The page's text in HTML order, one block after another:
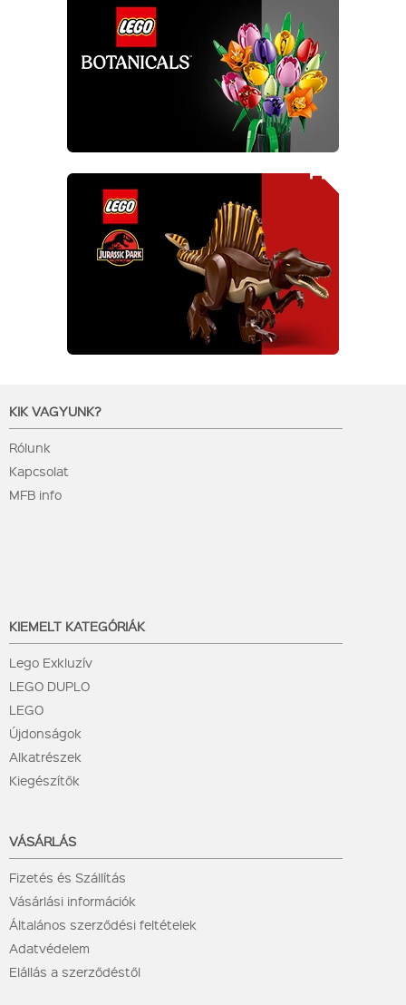
KIK VAGYUNK?
Rólunk
Kapcsolat
MFB info
KIEMELT KATEGÓRIÁK
Lego Exkluzív
LEGO DUPLO
LEGO
Újdonságok
Alkatrészek
Kiegészítők
VÁSÁRLÁS
Fizetés és Szállítás
Vásárlási információk
Általános szerződési feltételek
Adatvédelem
Elállás a szerződéstől